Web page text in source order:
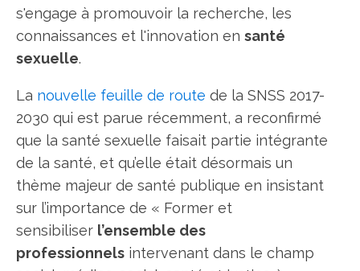
s'engage à promouvoir la recherche, les
connaissances et l'innovation en santé
sexuelle.
La nouvelle feuille de route de la SNSS 2017-
2030 qui est parue récemment, a reconfirmé
que la santé sexuelle faisait partie intégrante
de la santé, et qu’elle était désormais un
thème majeur de santé publique en insistant
sur l’importance de « Former et
sensibiliser l’ensemble des
professionnels intervenant dans le champ